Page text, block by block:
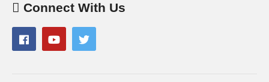
Connect With Us